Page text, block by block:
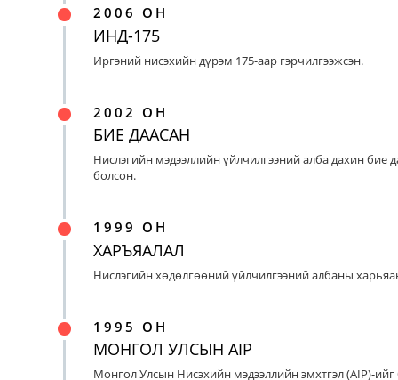
2006 ОН
ИНД-175
Иргэний нисэхийн дүрэм 175-аар гэрчилгээжсэн.
2002 ОН
БИЕ ДААСАН
Нислэгийн мэдээллийн үйлчилгээний алба дахин бие
болсон.
1999 ОН
ХАРЪЯАЛАЛ
Нислэгийн хөдөлгөөний үйлчилгээний албаны
1995 ОН
МОНГОЛ УЛСЫН AIP
Монгол Улсын Нисэхийн мэдээллийн эмхтгэл (AIP)-